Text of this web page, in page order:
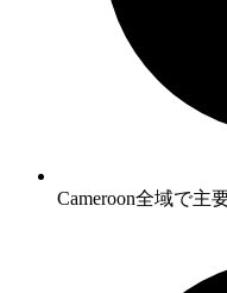
Cameroon全域で主